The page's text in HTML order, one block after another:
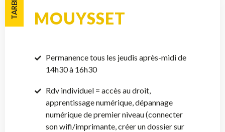
TARBES MOUYSSET
Permanence tous les jeudis après-midi de
14h30 à 16h30
Rdv individuel = accès au droit,
apprentissage numérique, dépannage
numérique de premier niveau (connecter
son wifi/imprimante, créer un dossier sur